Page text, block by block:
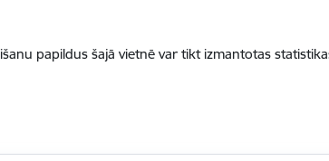
papildus šajā vietnē var tikt izmantotas